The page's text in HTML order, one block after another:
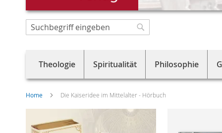
Direkt
zum
Suche
Theologie Spiritualität Philosophie
Home Die Kaiseridee im Mittelalter - Hörbuch